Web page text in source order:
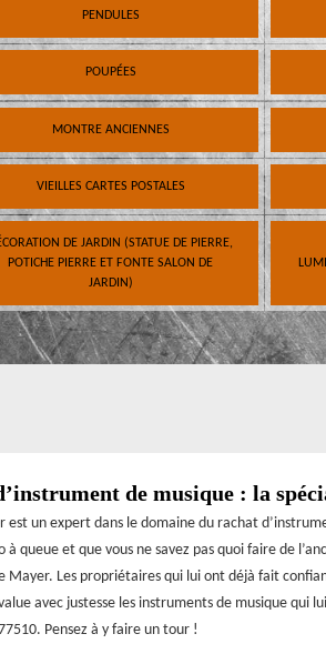
PENDULES
POUPÉES
MONTRE ANCIENNES
VIEILLES CARTES POSTALES
DE JARDIN (STATUE DE PIERRE,
POTICHE PIERRE ET FONTE SALON DE
JARDIN)
de musique : la
un expert dans le domaine du rachat
à queue et que vous ne savez pas quoi faire de
Mayer. Les propriétaires qui lui ont déjà fait
avec justesse les instruments de musique qui
Pensez à y faire un tour !